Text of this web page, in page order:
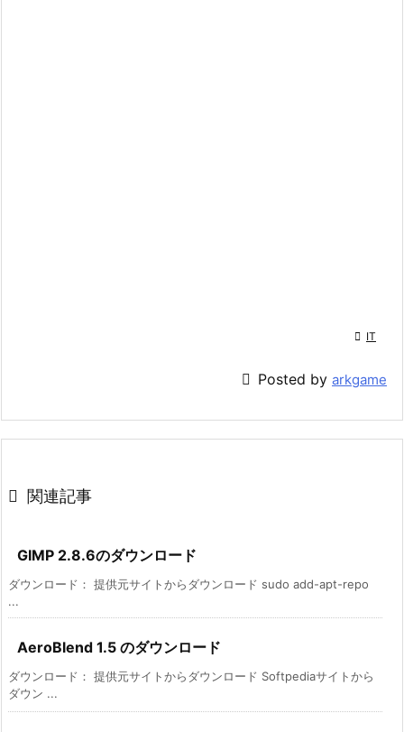
 IT
 Posted by arkgame
 関連記事
GIMP 2.8.6のダウンロード
ダウンロード： 提供元サイトからダウンロード sudo add-apt-repo
...
AeroBlend 1.5 のダウンロード
ダウンロード： 提供元サイトからダウンロード Softpediaサイトから
ダウン ...